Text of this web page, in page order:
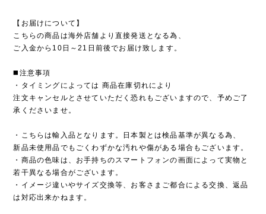
【お届けについて】
こちらの商品は海外店舗より直接発送となる為、
ご入金から10日～21日前後でお届け致します。
◼️注意事項
・タイミングによっては 商品在庫切れにより
注文キャンセルとさせていただく恐れもございますので、予めご了
承くださいませ。
・こちらは輸入品となります。日本製とは検品基準が異なる為、
新品未使用品でもごくわずかな汚れや傷がある場合もございます。
・商品の色味は、お手持ちのスマートフォンの画面によって実物と
若干異なる場合がございます。
・イメージ違いやサイズ交換等、お客さまご都合による交換、返品
は対応出来かねます。